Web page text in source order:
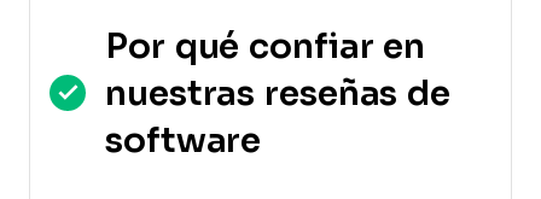
Por qué confiar en
nuestras reseñas de
software